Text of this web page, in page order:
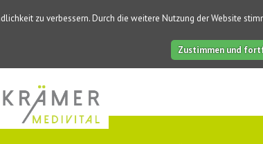
zu verbessern. Durch die weitere Nutzung der Website
Zustimmen und